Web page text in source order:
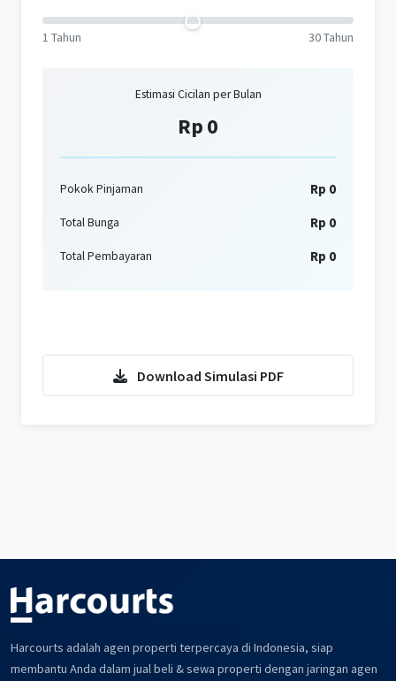
1 Tahun 30 Tahun
Estimasi Cicilan per Bulan
Rp 0
Pokok Pinjaman Rp 0
Total Bunga Rp 0
Total Pembayaran Rp 0
Download Simulasi PDF
Harcourts adalah agen properti terpercaya di Indonesia, siap
membantu Anda dalam jual beli & sewa properti dengan jaringan agen